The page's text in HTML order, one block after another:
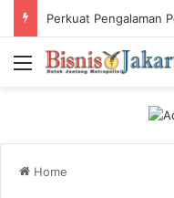
Menu
Home